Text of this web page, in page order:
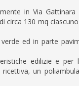
in Via
circa 130 mq
ed in parte
edilizie e
un